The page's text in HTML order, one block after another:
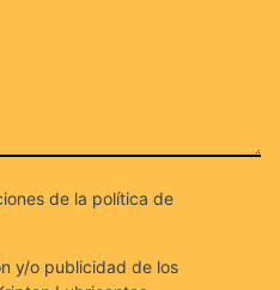
de la política de
y/o publicidad de los